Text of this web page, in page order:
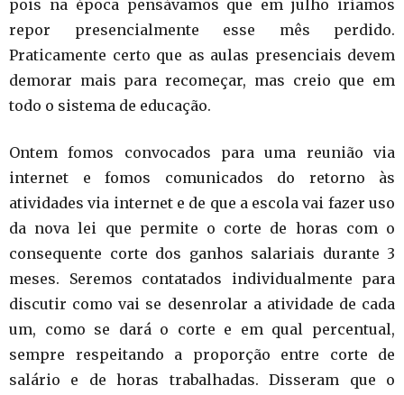
pois na época pensávamos que em julho iríamos
repor presencialmente esse mês perdido.
Praticamente certo que as aulas presenciais devem
demorar mais para recomeçar, mas creio que em
todo o sistema de educação.
Ontem fomos convocados para uma reunião via
internet e fomos comunicados do retorno às
atividades via internet e de que a escola vai fazer uso
da nova lei que permite o corte de horas com o
consequente corte dos ganhos salariais durante 3
meses. Seremos contatados individualmente para
discutir como vai se desenrolar a atividade de cada
um, como se dará o corte e em qual percentual,
sempre respeitando a proporção entre corte de
salário e de horas trabalhadas. Disseram que o